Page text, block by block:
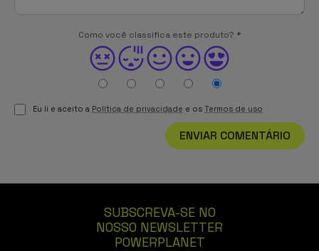
Como você classifica este produto? *
Eu li e aceito a Política de privacidade e os Termos de uso
ENVIAR COMENTÁRIO
SUBSCREVA-SE NO
NOSSO NEWSLETTER
POWERPLANET